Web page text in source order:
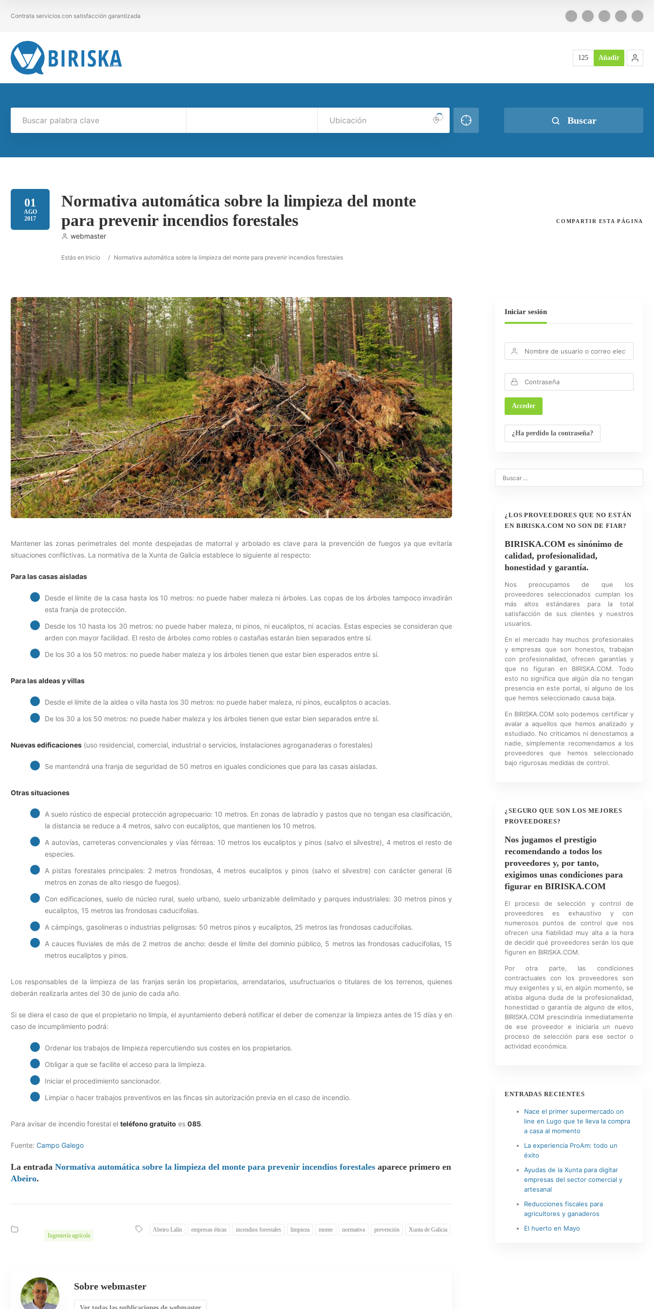
Contrata servicios con satisfacción garantizada
125 Añadir
Buscar
01
AGO
2017
Normativa automática sobre la limpieza del monte
para prevenir incendios forestales
webmaster
Estás en:Inicio / Normativa automática sobre la limpieza del monte para prevenir incendios forestales
COMPARTIR ESTA PÁGINA
Mantener las zonas perimetrales del monte despejadas de matorral y arbolado es clave para la prevención de fuegos ya que evitaría
situaciones conflictivas. La normativa de la Xunta de Galicia establece lo siguiente al respecto:
Para las casas aisladas
Desde el límite de la casa hasta los 10 metros: no puede haber maleza ni árboles. Las copas de los árboles tampoco invadirán
esta franja de protección.
Desde los 10 hasta los 30 metros: no puede haber maleza, ni pinos, ni eucaliptos, ni acacias. Estas especies se consideran que
arden con mayor facilidad. El resto de árboles como robles o castañas estarán bien separados entre sí.
De los 30 a los 50 metros: no puede haber maleza y los árboles tienen que estar bien esperados entre sí.
Para las aldeas y villas
Desde el límite de la aldea o villa hasta los 30 metros: no puede haber maleza, ni pinos, eucaliptos o acacias.
De los 30 a los 50 metros: no puede haber maleza y los árboles tienen que estar bien separados entre sí.
Nuevas edificaciones (uso residencial, comercial, industrial o servicios, instalaciones agroganaderas o forestales)
Se mantendrá una franja de seguridad de 50 metros en iguales condiciones que para las casas aisladas.
Otras situaciones
A suelo rústico de especial protección agropecuario: 10 metros. En zonas de labradío y pastos que no tengan esa clasificación,
la distancia se reduce a 4 metros, salvo con eucaliptos, que mantienen los 10 metros.
A autovías, carreteras convencionales y vías férreas: 10 metros los eucaliptos y pinos (salvo el silvestre), 4 metros el resto de
especies.
A pistas forestales principales: 2 metros frondosas, 4 metros eucaliptos y pinos (salvo el silvestre) con carácter general (6
metros en zonas de alto riesgo de fuegos).
Con edificaciones, suelo de núcleo rural, suelo urbano, suelo urbanizable delimitado y parques industriales: 30 metros pinos y
eucaliptos, 15 metros las frondosas caducifolias.
A cámpings, gasolineras o industrias peligrosas: 50 metros pinos y eucaliptos, 25 metros las frondosas caducifolias.
A cauces fluviales de más de 2 metros de ancho: desde el límite del dominio público, 5 metros las frondosas caducifolias, 15
metros eucaliptos y pinos.
Los responsables de la limpieza de las franjas serán los propietarios, arrendatarios, usufructuarios o titulares de los terrenos, quienes
deberán realizarla antes del 30 de junio de cada año.
Si se diera el caso de que el propietario no limpia, el ayuntamiento deberá notificar el deber de comenzar la limpieza antes de 15 días y en
caso de incumplimiento podrá:
Ordenar los trabajos de limpieza repercutiendo sus costes en los propietarios.
Obligar a que se facilite el acceso para la limpieza.
Iniciar el procedimiento sancionador.
Limpiar o hacer trabajos preventivos en las fincas sin autorización previa en el caso de incendio.
Para avisar de incendio forestal el teléfono gratuito es 085.
Fuente: Campo Galego
La entrada Normativa automática sobre la limpieza del monte para prevenir incendios forestales aparece primero en
Abeiro.
Ingeniería agrícola
Abeiro Lalín empresas éticas incendios forestales limpieza monte normativa prevención Xunta de Galicia
Sobre webmaster
Iniciar sesión
¿Ha perdido la contraseña?
¿LOS PROVEEDORES QUE NO ESTÁN
EN BIRISKA.COM NO SON DE FIAR?
BIRISKA.COM es sinónimo de
calidad, profesionalidad,
honestidad y garantía.
Nos preocupamos de que los
proveedores seleccionados cumplan los
más altos estándares para la total
satisfacción de sus clientes y nuestros
usuarios.
En el mercado hay muchos profesionales
y empresas que son honestos, trabajan
con profesionalidad, ofrecen garantías y
que no figuran en BIRISKA.COM. Todo
esto no significa que algún día no tengan
presencia en este portal, si alguno de los
que hemos seleccionado causa baja.
En BIRISKA.COM solo podemos certificar y
avalar a aquellos que hemos analizado y
estudiado. No criticamos ni denostamos a
nadie, simplemente recomendamos a los
proveedores que hemos seleccionado
bajo rigurosas medidas de control.
¿SEGURO QUE SON LOS MEJORES
PROVEEDORES?
Nos jugamos el prestigio
recomendando a todos los
proveedores y, por tanto,
exigimos unas condiciones para
figurar en BIRISKA.COM
El proceso de selección y control de
proveedores es exhaustivo y con
numerosos puntos de control que nos
ofrecen una fiabilidad muy alta a la hora
de decidir qué proveedores serán los que
figuren en BIRISKA.COM.
Por otra parte, las condiciones
contractuales con los proveedores son
muy exigentes y si, en algún momento, se
atisba alguna duda de la profesionalidad,
honestidad o garantía de alguno de ellos,
BIRISKA.COM prescindiría inmediatamente
de ese proveedor e iniciaría un nuevo
proceso de selección para ese sector o
actividad económica.
ENTRADAS RECIENTES
Nace el primer supermercado on
line en Lugo que te lleva la compra
a casa al momento
La experiencia ProAm: todo un
éxito
Ayudas de la Xunta para digitar
empresas del sector comercial y
artesanal
Reducciones fiscales para
agricultores y ganaderos
El huerto en Mayo